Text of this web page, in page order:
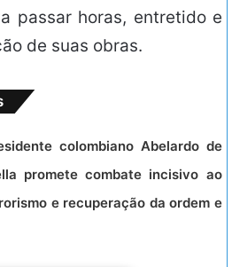
passar horas, entretido e
de suas obras.
colombiano Abelardo de
promete combate incisivo ao
e recuperação da ordem e